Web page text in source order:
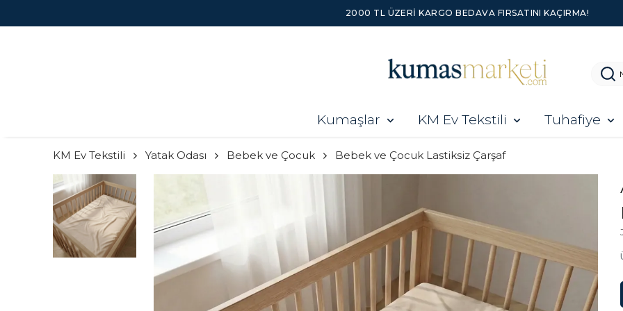
Kumaşlar KM Ev Tekstili Tuhafiye
KM Ev Tekstili Yatak Odası Bebek ve Çocuk Bebek ve Çocuk Lastiksiz Çarşaf